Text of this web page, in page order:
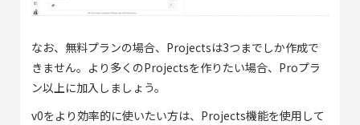
なお、無料プランの場合、Projectsは3つまでしか作成で
きません。より多くのProjectsを作りたい場合、Proプラ
ン以上に加入しましょう。
v0をより効率的に使いたい方は、Projects機能を使用して